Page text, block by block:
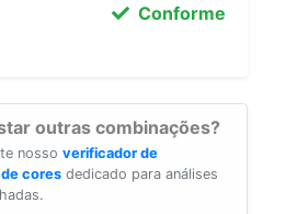
Conforme
outras combinações?
nosso verificador de
cores dedicado para análises